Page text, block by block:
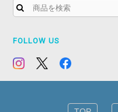
FOLLOW US